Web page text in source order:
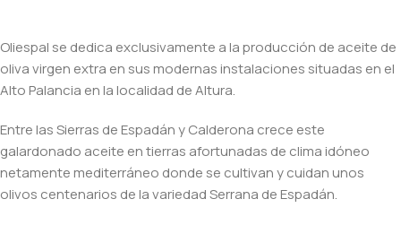
Oliespal se dedica exclusivamente a la producción de aceite de
oliva virgen extra en sus modernas instalaciones situadas en el
Alto Palancia en la localidad de Altura.
Entre las Sierras de Espadán y Calderona crece este
galardonado aceite en tierras afortunadas de clima idóneo
netamente mediterráneo donde se cultivan y cuidan unos
olivos centenarios de la variedad Serrana de Espadán.